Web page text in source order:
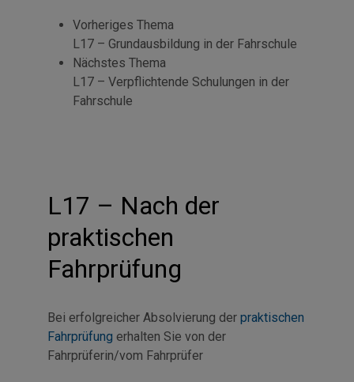
Vorheriges Thema
L17 – Grundausbildung in der Fahrschule
Nächstes Thema
L17 – Verpflichtende Schulungen in der
Fahrschule
L17 – Nach der
praktischen
Fahrprüfung
Bei erfolgreicher Absolvierung der praktischen
Fahrprüfung erhalten Sie von der
Fahrprüferin/vom Fahrprüfer